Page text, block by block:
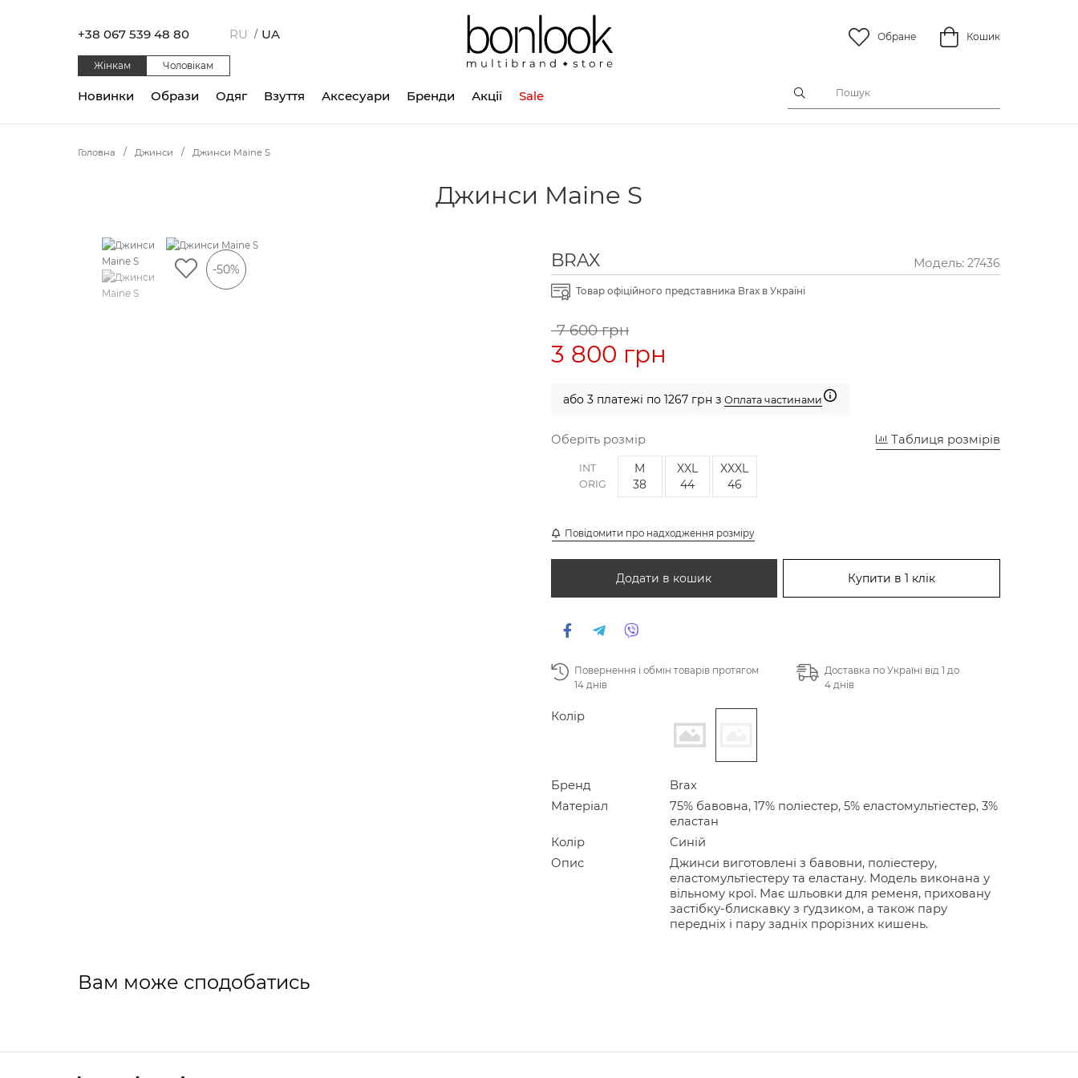
+38 067 539 48 80 RU / UA Обране Кошик
Жінкам Чоловікам
Одяг Взуття Аксесуари
Новинки Образи Бренди Акції Sale
Головна Джинси Джинси Maine S
Джинси Maine S
-50% BRAX Модель: 27436
Товар офіційного представника Brax в Україні
7 600 грн
3 800 грн
або 3 платежі по 1267 грн з Оплата частинами
Оберіть розмір Таблиця розмірів
INT
ORIG
M
38
XXL
44
XXXL
46
Повідомити про надходження розміру
Додати в кошик Купити в 1 клік
Повернення і обмін товарів протягом
14 днів
Доставка по Україні від 1 до
4 днів
Колір
Бренд
Brax
Матеріал
75% бавовна, 17% поліестер, 5% еластомультіестер, 3%
еластан
Колір
Синій
Опис
Джинси виготовлені з бавовни, поліестеру,
еластомультіестеру та еластану. Модель виконана у
вільному крої. Має шльовки для ременя, приховану
застібку-блискавку з ґудзиком, а також пару
передніх і пару задніх прорізних кишень.
Вам може сподобатись